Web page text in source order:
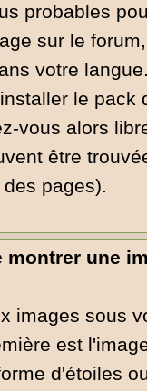
probables
sur le
votre
le pack
vous alors
être
pages).
montrer une
images sous
est
d'étoiles